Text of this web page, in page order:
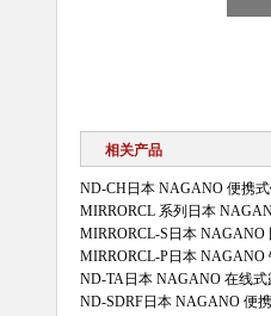
相关产品
ND-CH日本 NAGANO 便携
MIRRORCL 系列日本
MIRRORCL-S日本 NAGANO
MIRRORCL-P日本 NAGANO
ND-TA日本 NAGANO 在线式
ND-SDRF日本 NAGANO 便